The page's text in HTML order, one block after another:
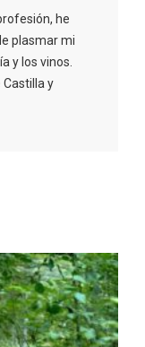
he
plasmar mi
y los vinos.
y